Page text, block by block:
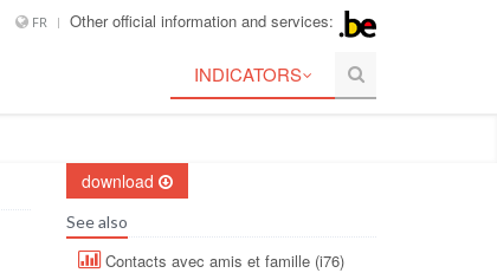
FR Other official information and services:
INDICATORS
download
See also
Contacts avec amis et famille (i76)